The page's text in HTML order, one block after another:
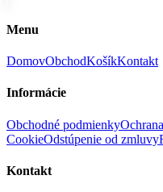
Menu
DomovObchodKošíkKontakt
Informácie
Obchodné podmienky
CookieOdstúpenie od zmluvy
Kontakt